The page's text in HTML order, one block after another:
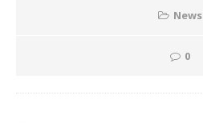
News
0